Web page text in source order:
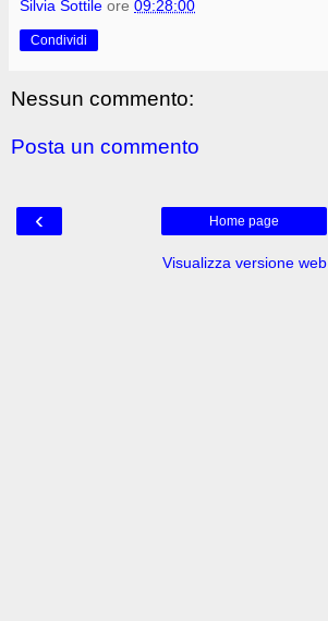
Silvia Sottile ore 09:28:00
Condividi
Nessun commento:
Posta un commento
‹ Home page
Visualizza versione web